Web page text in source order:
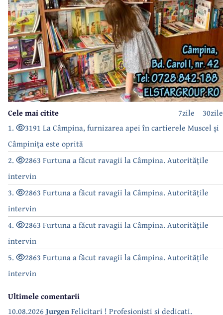
30zile
7zile
Cele mai citite
1.
3191 La Câmpina, furnizarea apei în cartierele Muscel și
Câmpinița este oprită
2.
2863 Furtuna a făcut ravagii la Câmpina. Autoritățile
intervin
3.
2863 Furtuna a făcut ravagii la Câmpina. Autoritățile
intervin
4.
2863 Furtuna a făcut ravagii la Câmpina. Autoritățile
intervin
5.
2863 Furtuna a făcut ravagii la Câmpina. Autoritățile
intervin
Ultimele comentarii
10.08.2026 JurgenFelicitari ! Profesionisti si dedicati.